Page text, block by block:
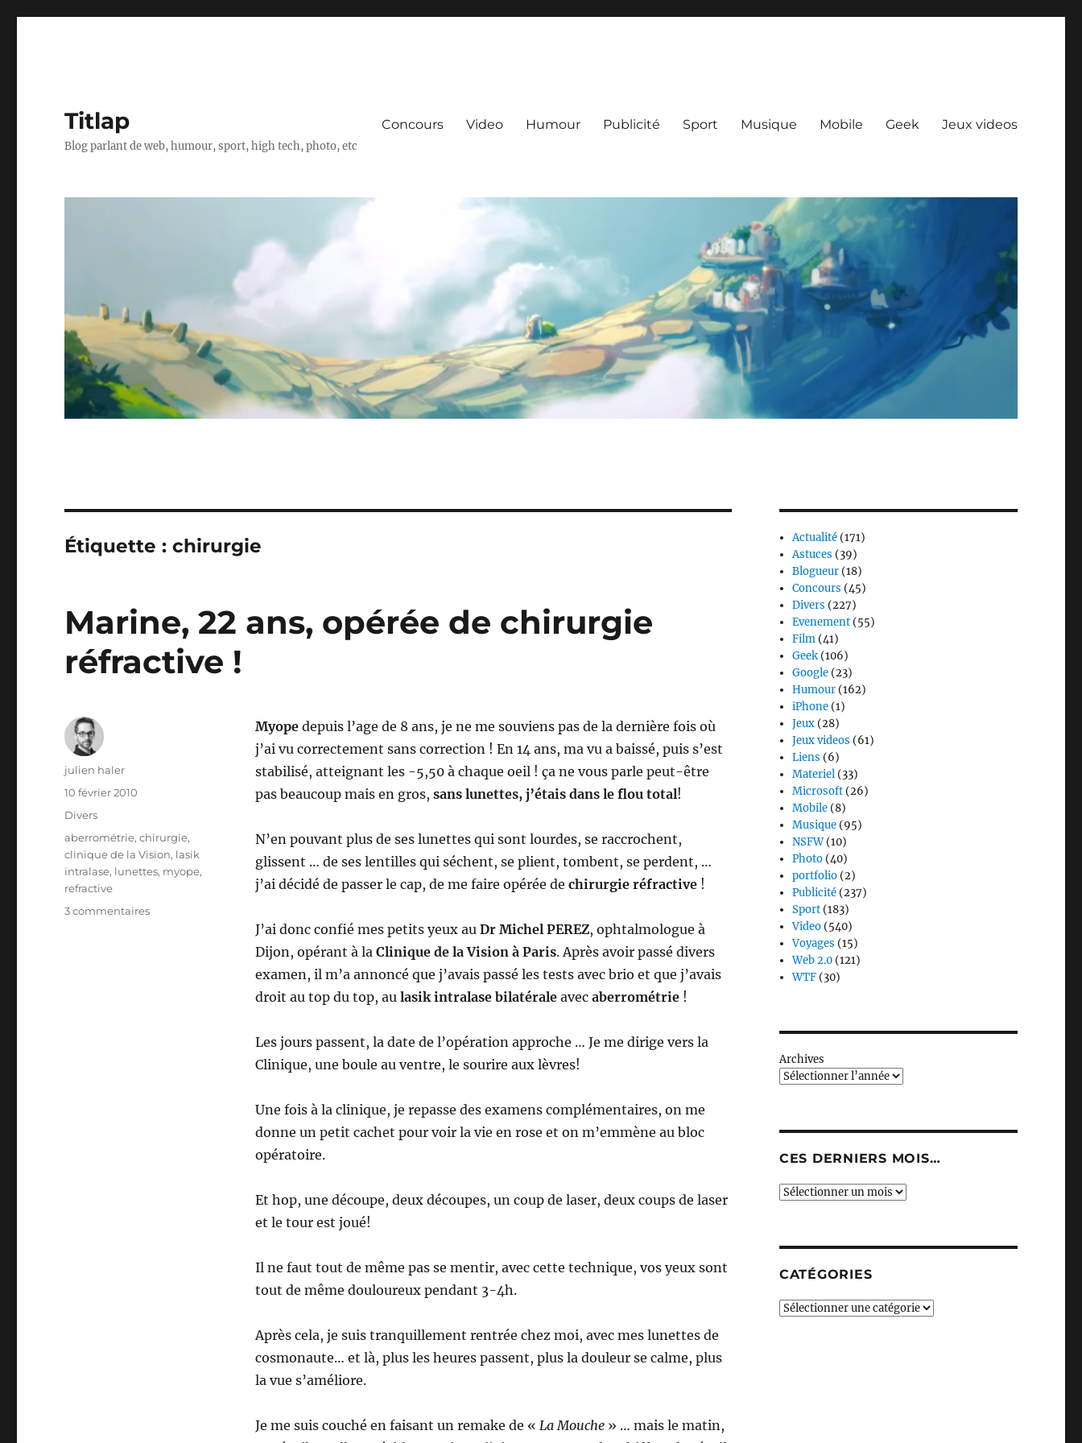
Titlap
Blog parlant de web, humour, sport, high tech, photo, etc
Concours Video Humour Publicité Sport Musique Mobile Geek Jeux videos
Étiquette :chirurgie
Marine, 22 ans, opérée de chirurgie
réfractive !
Myopedepuis l’age de 8 ans, je ne me souviens pas de la dernière fois où
j’ai vu correctement sans correction ! En 14 ans, ma vu a baissé, puis s’est
stabilisé, atteignant les -5,50 à chaque oeil ! ça ne vous parle peut-être
pas beaucoup mais en gros, sans lunettes, j’étais dans le flou total!
N’en pouvant plus de ses lunettes qui sont lourdes, se raccrochent,
glissent … de ses lentilles qui séchent, se plient, tombent, se perdent, …
j’ai décidé de passer le cap, de me faire opérée de chirurgie réfractive !
J’ai donc confié mes petits yeux au Dr Michel PEREZ, ophtalmologue à
Dijon, opérant à la Clinique de la Vision à Paris. Après avoir passé divers
examen, il m’a annoncé que j’avais passé les tests avec brio et que j’avais
droit au top du top, au lasik intralase bilatéraleavec aberrométrie!
Les jours passent, la date de l’opération approche … Je me dirige vers la
Clinique, une boule au ventre, le sourire aux lèvres!
Une fois à la clinique, je repasse des examens complémentaires, on me
donne un petit cachet pour voir la vie en rose et on m’emmène au bloc
opératoire.
Et hop, une découpe, deux découpes, un coup de laser, deux coups de laser
et le tour est joué!
Il ne faut tout de même pas se mentir, avec cette technique, vos yeux sont
tout de même douloureux pendant 3-4h.
Après cela, je suis tranquillement rentrée chez moi, avec mes lunettes de
cosmonaute… et là, plus les heures passent, plus la douleur se calme, plus
la vue s’améliore.
Je me suis couché en faisant un remake de « La Mouche» … mais le matin,
Auteur
julien haler
Publié
10 février 2010
Catégories
Divers
Étiquettes
aberrométrie,chirurgie,
clinique de la Vision, lasik
intralase, lunettes, myope,
refractive
3 commentairessur
Actualité (171)
Astuces (39)
Blogueur (18)
Concours (45)
Divers (227)
Evenement (55)
Film (41)
Geek (106)
Google (23)
Humour (162)
iPhone (1)
Jeux (28)
Jeux videos (61)
Liens (6)
Materiel (33)
Microsoft (26)
Mobile (8)
Musique (95)
NSFW(10)
Photo (40)
portfolio (2)
Publicité (237)
Sport (183)
Video (540)
Voyages (15)
Web 2.0 (121)
WTF (30)
Archives
CES DERNIERS MOIS…
Ces
CATÉGORIES
Catégories